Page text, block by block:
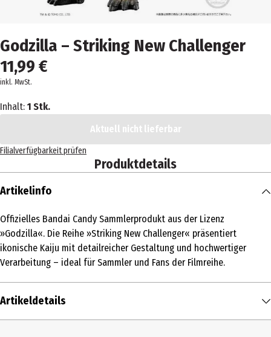
Godzilla – Striking New Challenger
11,99 €
inkl. MwSt.
Inhalt: 1 Stk.
Aktuell nicht lieferbar
Filialverfügbarkeit prüfen
Produktdetails
Artikelinfo
Offizielles Bandai Candy Sammlerprodukt aus der Lizenz
»Godzilla«. Die Reihe »Striking New Challenger« präsentiert
ikonische Kaiju mit detailreicher Gestaltung und hochwertiger
Verarbeitung – ideal für Sammler und Fans der Filmreihe.
Artikeldetails